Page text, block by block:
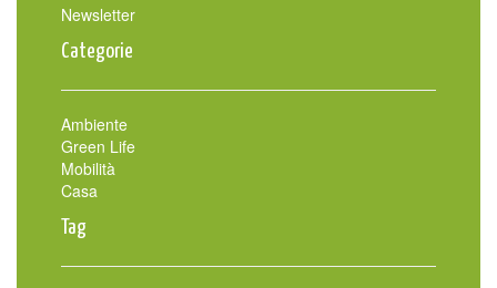
Newsletter
Categorie
Ambiente
Green Life
Mobilità
Casa
Tag